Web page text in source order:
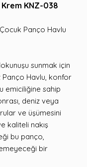
KNZ-038
Panço Havlu
sunmak için
Panço Havlu, konfor
emiciliğine sahip
deniz veya
ve üşümesini
kaliteli nakış
bu panço,
bir